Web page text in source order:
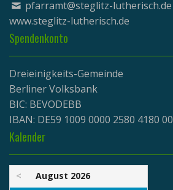
pfarramt@steglitz-lutherisch.de
www.steglitz-lutherisch.de
Spendenkonto
Dreieinigkeits-Gemeinde
Berliner Volksbank
BIC: BEVODEBB
IBAN: DE59 1009 0000 2580 4180 00
Kalender
< August 2026